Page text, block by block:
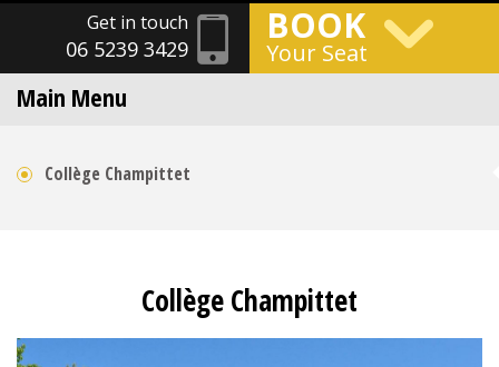
Get in touch
06 5239 3429
BOOK
Your Seat
Main Menu
Collège Champittet
Collège Champittet